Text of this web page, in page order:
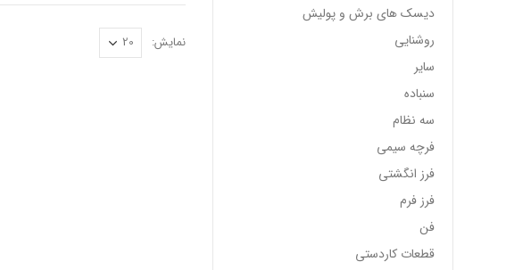
نمایش:
دیسک های برش و پولیش
روشنایی
سایر
سنباده
سه نظام
فرچه سیمی
فرز انگشتی
فرز فرم
فن
قطعات کاردستی